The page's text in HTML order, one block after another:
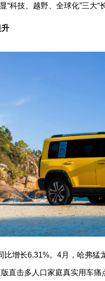
科技、越野、全球化”三大“
升
比增长6.31%。4月，哈弗
直击多人口家庭真实用车